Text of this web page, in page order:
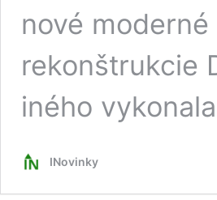
nové
rekonštrukcie
iného
INovinky